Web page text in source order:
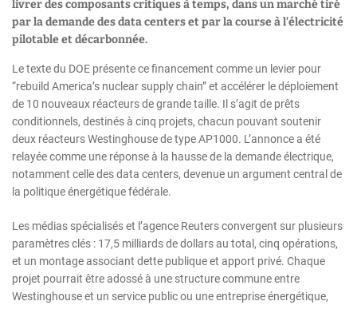
livrer des composants critiques à temps, dans un marché tiré
par la demande des data centers et par la course à l’électricité
pilotable et décarbonnée.
Le texte du DOE présente ce financement comme un levier pour
“rebuild America’s nuclear supply chain” et accélérer le déploiement
de 10 nouveaux réacteurs de grande taille. Il s’agit de prêts
conditionnels, destinés à cinq projets, chacun pouvant soutenir
deux réacteurs Westinghouse de type AP1000. L’annonce a été
relayée comme une réponse à la hausse de la demande électrique,
notamment celle des data centers, devenue un argument central de
la politique énergétique fédérale.
Les médias spécialisés et l’agence Reuters convergent sur plusieurs
paramètres clés : 17,5 milliards de dollars au total, cinq opérations,
et un montage associant dette publique et apport privé. Chaque
projet pourrait être adossé à une structure commune entre
Westinghouse et un service public ou une entreprise énergétique,